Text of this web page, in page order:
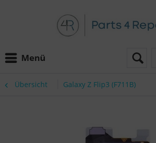
Menü
Übersicht Galaxy Z Flip3 (F711B)